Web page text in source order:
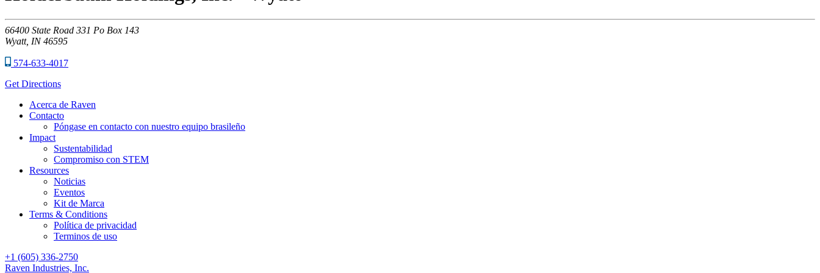
66400 State Road 331 Po Box 143
Wyatt, IN 46595
574-633-4017
Get Directions
Acerca de Raven
Contacto
Póngase en contacto con nuestro equipo brasileño
Impact
Sustentabilidad
Compromiso con STEM
Resources
Noticias
Eventos
Kit de Marca
Terms & Conditions
Política de privacidad
Terminos de uso
+1 (605) 336-2750
Raven Industries, Inc.